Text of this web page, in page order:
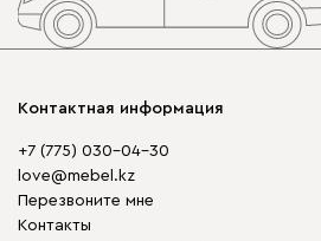
Контактная информация
+7 (775) 030-04-30
love@mebel.kz
Перезвоните мне
Контакты